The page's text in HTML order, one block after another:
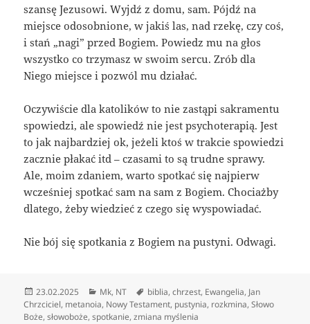
szansę Jezusowi. Wyjdź z domu, sam. Pójdź na
miejsce odosobnione, w jakiś las, nad rzekę, czy coś,
i stań „nagi” przed Bogiem. Powiedz mu na głos
wszystko co trzymasz w swoim sercu. Zrób dla
Niego miejsce i pozwól mu działać.
Oczywiście dla katolików to nie zastąpi sakramentu
spowiedzi, ale spowiedź nie jest psychoterapią. Jest
to jak najbardziej ok, jeżeli ktoś w trakcie spowiedzi
zacznie płakać itd – czasami to są trudne sprawy.
Ale, moim zdaniem, warto spotkać się najpierw
wcześniej spotkać sam na sam z Bogiem. Chociażby
dlatego, żeby wiedzieć z czego się wyspowiadać.
Nie bój się spotkania z Bogiem na pustyni. Odwagi.
Data
publikacji
23.02.2025 Kategorie
Mk, NT Tagi
biblia,chrzest, Ewangelia, Jan
Chrzciciel, metanoia, Nowy Testament, pustynia, rozkmina,Słowo
Boże,słowoboże,spotkanie,zmiana myślenia